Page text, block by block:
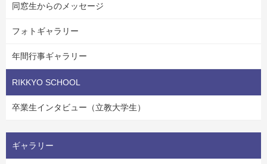
同窓生からのメッセージ
フォトギャラリー
年間行事ギャラリー
RIKKYO SCHOOL
卒業生インタビュー（立教大学生）
ギャラリー